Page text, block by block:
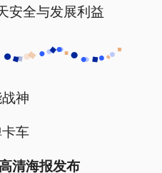
安全与发展利益
神
车
清海报发布